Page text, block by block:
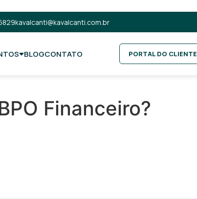
kavalcanti@kavalcanti.com.br
BLOGCONTATO PORTAL DO CLIENTE
Financeiro?